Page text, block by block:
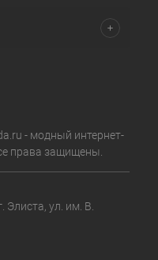
- модный интернет-
права защищены.
Элиста, ул. им. В.